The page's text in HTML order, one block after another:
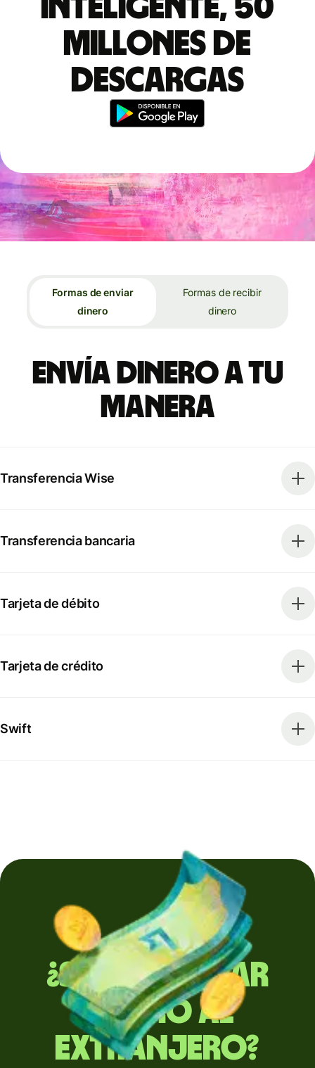
inteligente, 50
millones de
descargas
Formas de enviar
dinero
Formas de recibir
dinero
Envía dinero a tu
manera
Transferencia Wise
Transferencia bancaria
Tarjeta de débito
Tarjeta de crédito
Swift
¿Sueles enviar
dinero al
extranjero?